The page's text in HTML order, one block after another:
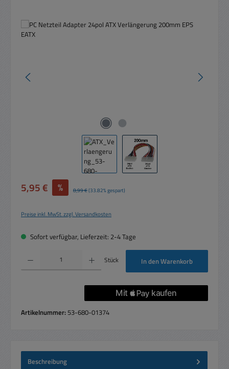
Bildergalerie überspringen
Verkaufspreis:
5,95 € % Regulärer Preis:
8,99 €(33.82% gespart)
Preise inkl. MwSt. zzgl. Versandkosten
Sofort verfügbar, Lieferzeit: 2-4 Tage
Produkt Anzahl: Gib den gewünschten Wert ein oder benutze die Schaltflächen um
Stück In den Warenkorb
Artikelnummer: 53-680-01374
Beschreibung